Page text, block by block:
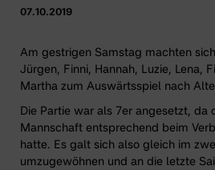
07.10.2019
Am gestrigen Samstag machten
Jürgen, Finni, Hannah, Luzie, Lena,
Martha zum Auswärtsspiel nach
Die Partie war als 7er angesetzt, da
Mannschaft entsprechend beim
hatte. Es galt sich also gleich im
umzugewöhnen und an die letzte